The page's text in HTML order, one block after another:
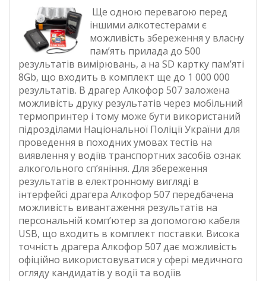
Ще одною перевагою перед
іншими алкотестерами є
можливість збереження у власну
пам’ять прилада до 500
результатів вимірювань, а на SD картку пам’яті
8Gb, що входить в комплект ще до 1 000 000
результатів. В драгер Алкофор 507 заложена
можливість друку результатів через мобільний
термопринтер і тому може бути використаний
підрозділами Національної Поліції України для
проведення в походних умовах тестів на
виявлення у водіїв транспортних засобів ознак
алкогольного сп’яніння. Для збереження
результатів в електронному вигляді в
інтерфейсі драгера Алкофор 507 передбачена
можливість вивантаження результатів на
персональній комп’ютер за допомогою кабеля
USB, що входить в комплект поставки. Висока
точність драгера Алкофор 507 дає можливість
офіційно використовуватися у сфері медичного
огляду кандидатів у водії та водіїв